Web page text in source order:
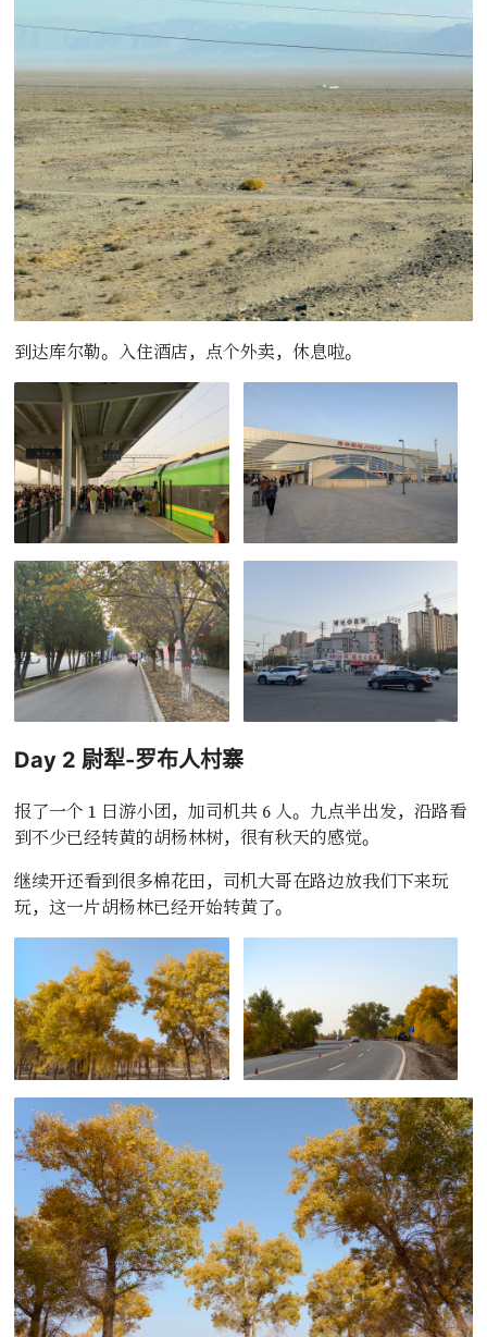
到达库尔勒。入住酒店，点个外卖，休息啦。
Day 2 尉犁-罗布人村寨
报了一个 1 日游小团，加司机共 6 人。九点半出发，沿路看
到不少已经转黄的胡杨林树，很有秋天的感觉。
继续开还看到很多棉花田，司机大哥在路边放我们下来玩
玩，这一片胡杨林已经开始转黄了。